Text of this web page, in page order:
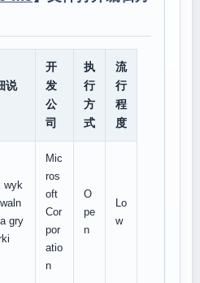
说
开
发
公
司
执
行
方
式
流
行
程
度
wyk
gry
Mic
ros
oft
Cor
por
atio
n
O
pe
n
Lo
w